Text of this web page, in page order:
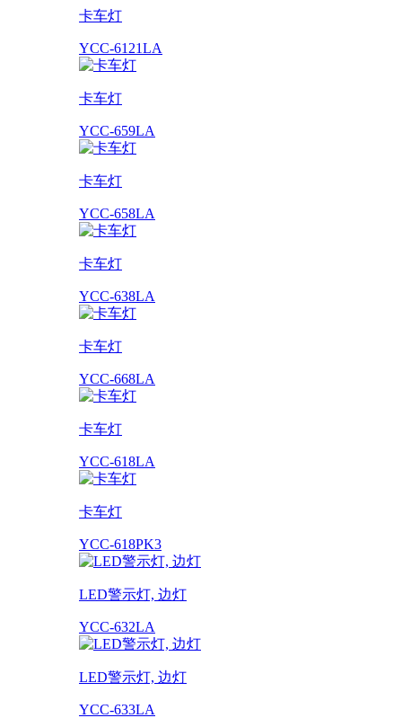
卡车灯
YCC-6121LA
卡车灯
YCC-659LA
卡车灯
YCC-658LA
卡车灯
YCC-638LA
卡车灯
YCC-668LA
卡车灯
YCC-618LA
卡车灯
YCC-618PK3
LED警示灯, 边灯
YCC-632LA
LED警示灯, 边灯
YCC-633LA